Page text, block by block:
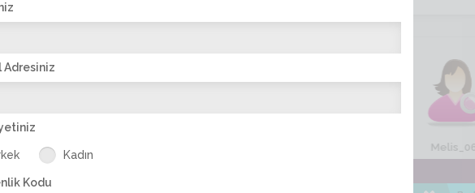
suzi_suzan Melis_06
Adresiniz
Kadın
Kodu